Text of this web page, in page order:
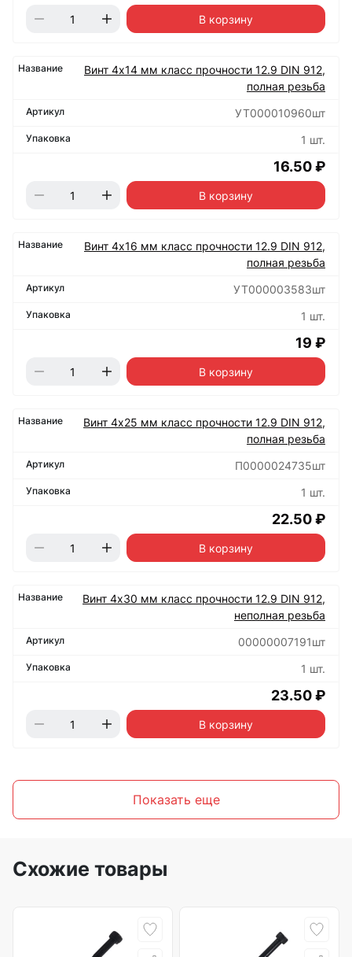
В корзину
Винт 4х14 мм класс прочности 12.9 DIN 912,
полная резьба
УТ000010960шт
1 шт.
16.50 ₽
В корзину
Винт 4х16 мм класс прочности 12.9 DIN 912,
полная резьба
УТ000003583шт
1 шт.
19 ₽
В корзину
Винт 4х25 мм класс прочности 12.9 DIN 912,
полная резьба
П0000024735шт
1 шт.
22.50 ₽
В корзину
Винт 4х30 мм класс прочности 12.9 DIN 912,
неполная резьба
00000007191шт
1 шт.
23.50 ₽
В корзину
Показать еще
Схожие товары